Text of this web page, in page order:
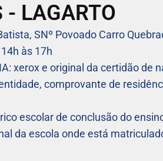
- LAGARTO
SNº Povoado Carro
às 17h
xerox e original da certidão de
comprovante de
escolar de conclusão do
da escola onde está